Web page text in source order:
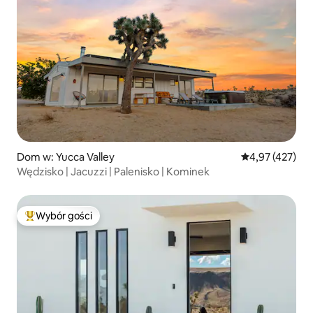
Dom w: Yucca Valley Średnia
4,97 (427)
Wędzisko | Jacuzzi | Palenisko | Kominek
Najpopularniejsze z kategorii Wybór gości
Wybór gości